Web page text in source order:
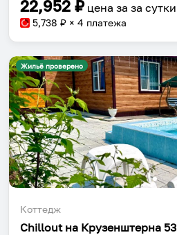
22,952 ₽ цена за за сутки
5,738 ₽ × 4 платежа
Жильё проверено
Коттедж
Chillout на Крузенштерна 53